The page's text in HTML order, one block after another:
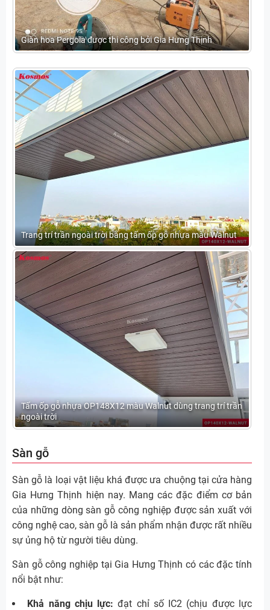
Giàn hoa Pergola được thi công bởi Gia Hưng Thịnh
Trang trí trần ngoài trời bằng tấm ốp gỗ nhựa màu Walnut
Tấm ốp gỗ nhựa OP148X12 màu Walnut dùng trang trí trần
ngoài trời
Sàn gỗ
Sàn gỗ là loại vật liệu khá được ưa chuộng tại cửa hàng
Gia Hưng Thịnh hiện nay. Mang các đặc điểm cơ bản
của những dòng sàn gỗ công nghiệp được sản xuất với
công nghệ cao, sàn gỗ là sản phẩm nhận được rất nhiều
sự ủng hộ từ người tiêu dùng.
Sàn gỗ công nghiệp tại Gia Hưng Thịnh có các đặc tính
nổi bật như:
Khả năng chịu lực: đạt chỉ số IC2 (chịu được lực